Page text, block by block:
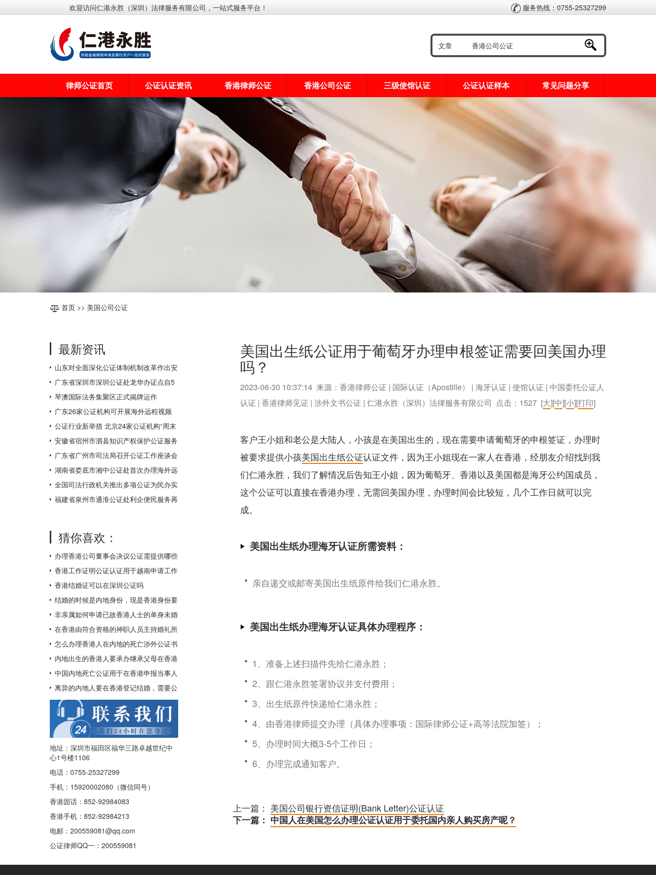
欢迎访问仁港永胜（深圳）法律服务有限公司，一站式服务平台！ 服务热线：0755-25327299
律师公证首页 公证认证资讯 香港律师公证 香港公司公证 三级使馆认证 公证认证样本 常见问题分享
首页 >> 美国公司公证
最新资讯
山东对全面深化公证体制机制改革作出安
排部署
广东省深圳市深圳公证处龙华办证点自5
月31日起对外办公
琴澳国际法务集聚区正式揭牌运作
广东26家公证机构可开展海外远程视频
公证，为全国数量最多
公证行业新举措 北京24家公证机构“周末
不打烊
安徽省宿州市泗县知识产权保护公证服务
中心揭牌成立
广东省广州市司法局召开公证工作座谈会
湖南省娄底市湘中公证处首次办理海外远
程视频公证 让距离不再遥远
全国司法行政机关推出多项公证为民办实
事措施
福建省泉州市通淮公证处利企便民服务再
猜你喜欢：
办理香港公司董事会决议公证需提供哪些
附件？
香港工作证明公证认证用于越南申请工作
签证如何办理？
香港结婚证可以在深圳公证吗
结婚的时候是内地身份，现是香港身份要
如何补领香港结婚证呢？
非亲属如何申请已故香港人士的单身未婚
证明文件呢？
在香港由符合资格的神职人员主持婚礼所
得的结婚证书怎么才能得到内地的认可
呢？
怎么办理香港人在内地的死亡涉外公证书
用于配偶在香港再婚？
内地出生的香港人要承办继承父母在香港
的遗产如何办理中国出生公证及认证呢？
中国内地死亡公证用于在香港申报当事人
已经去世及申请注销其香港身份证
离异的内地人要在香港登记结婚，需要公
证香港离婚绝对判令吗？
地址：深圳市福田区福华三路卓越世纪中
心1号楼1106
电话：0755-25327299
手机：15920002080（微信同号）
香港固话：852-92984083
香港手机：852-92984213
电邮：200559081@qq.com
公证律师QQ一： 200559081
美国出生纸公证用于葡萄牙办理申根签证需要回美国办理
吗？
2023-06-30 10:37:14 来源：香港律师公证 | 国际认证（Apostille） | 海牙认证 | 使馆认证 | 中国委托公证人
认证 | 香港律师见证 | 涉外文书公证 | 仁港永胜（深圳）法律服务有限公司 点击： 1527 [大][中][小][打印]
客户王小姐和老公是大陆人，小孩是在美国出生的，现在需要申请葡萄牙的申根签证，办理时
被要求提供小孩美国出生纸公证认证文件，因为王小姐现在一家人在香港，经朋友介绍找到我
们仁港永胜，我们了解情况后告知王小姐，因为葡萄牙、香港以及美国都是海牙公约国成员，
这个公证可以直接在香港办理，无需回美国办理，办理时间会比较短，几个工作日就可以完
成。
美国出生纸办理海牙认证所需资料：
亲自递交或邮寄美国出生纸原件给我们仁港永胜。
美国出生纸办理海牙认证具体办理程序：
1、准备上述扫描件先给仁港永胜；
2、跟仁港永胜签署协议并支付费用；
3、出生纸原件快递给仁港永胜；
4、由香港律师提交办理（具体办理事项：国际律师公证+高等法院加签）；
5、办理时间大概3-5个工作日；
6、办理完成通知客户。
上一篇： 美国公司银行资信证明(Bank Letter)公证认证
下一篇： 中国人在美国怎么办理公证认证用于委托国内亲人购买房产呢？